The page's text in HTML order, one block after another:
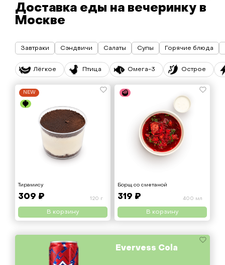
Доставка еды на вечеринку в
Москве
Завтраки Сэндвичи Салаты Супы Горячие блюда
Лёгкое Птица Омега-3 Острое
Тирамису
309 ₽ 120 г
В корзину
NEW
Борщ со сметаной
319 ₽ 400 мл
В корзину
Evervess Cola